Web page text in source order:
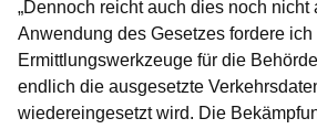
„Dennoch reicht auch dies noch nicht
Anwendung des Gesetzes fordere ich
Ermittlungswerkzeuge für die
endlich die ausgesetzte
wiedereingesetzt wird. Die